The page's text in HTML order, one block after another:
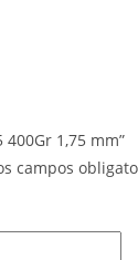
400Gr 1,75 mm”
campos